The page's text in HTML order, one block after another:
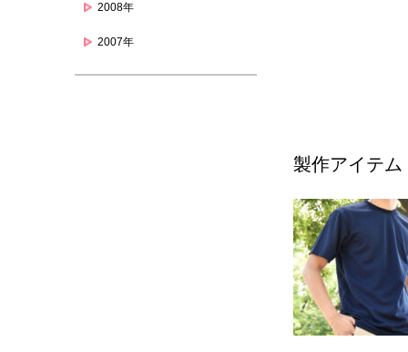
2008年
2007年
製作アイテム